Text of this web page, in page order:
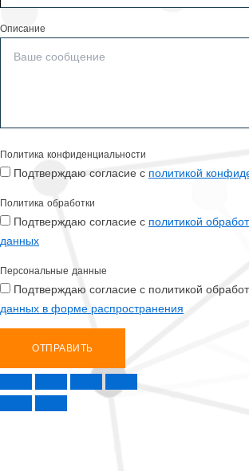
Описание
Политика конфиденциальности
Подтверждаю согласие с политикой
Политика обработки
Подтверждаю согласие с политикой
данных
Персональные данные
Подтверждаю согласие с политикой
данных в форме распространения
ОТПРАВИТЬ